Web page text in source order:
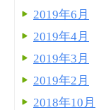
2019年6月
2019年4月
2019年3月
2019年2月
2018年10月